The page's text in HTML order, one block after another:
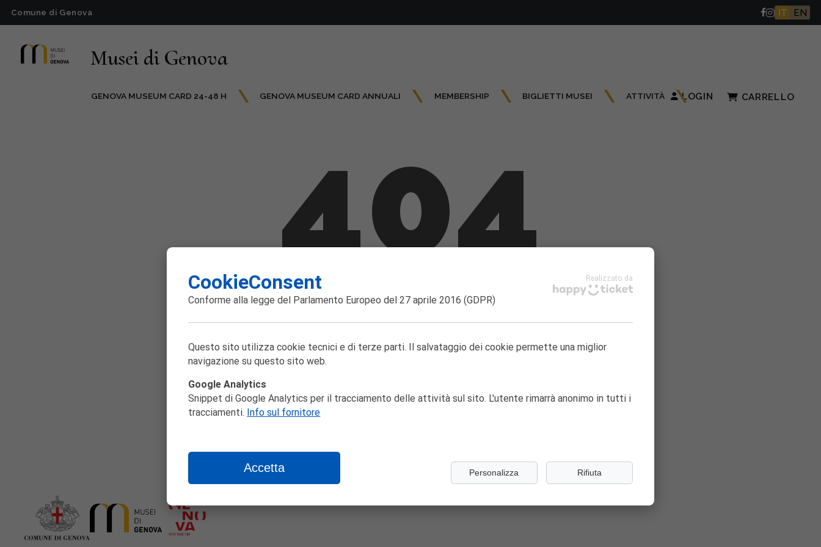
404
Pagina non trovata!
Comune di Genova IT EN
Musei di Genova
LOGIN CARRELLO
GENOVA MUSEUM CARD 24-48 H GENOVA MUSEUM CARD ANNUALI MEMBERSHIP BIGLIETTI MUSEI ATTIVITÀ
CookieConsent
Conforme alla legge del Parlamento Europeo del 27 aprile 2016 (GDPR)
Realizzato da
Questo sito utilizza cookie tecnici e di terze parti. Il salvataggio dei cookie permette una miglior
navigazione su questo sito web.
Google Analytics
Snippet di Google Analytics per il tracciamento delle attività sul sito. L'utente rimarrà anonimo in tutti i
tracciamenti. Info sul fornitore
Accetta Personalizza Rifiuta